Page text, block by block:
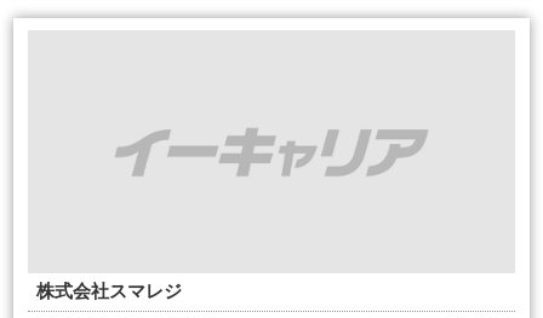
株式会社スマレジ